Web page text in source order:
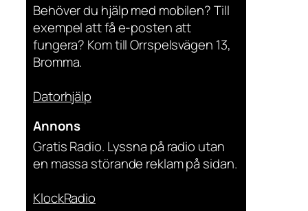
Behöver du hjälp med mobilen? Till
exempel att få e-posten att
fungera? Kom till Orrspelsvägen 13,
Bromma.
Datorhjälp
Annons
Gratis Radio. Lyssna på radio utan
en massa störande reklam på sidan.
KlockRadio